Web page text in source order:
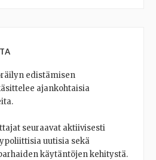
edistämisen
ajankohtaisia
seuraavat aktiivisesti
uutisia sekä
käytäntöjen kehitystä.